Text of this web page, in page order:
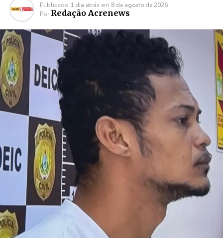
Publicado 1 dia atrás em 8 de agosto de 2026
Por Redação Acrenews